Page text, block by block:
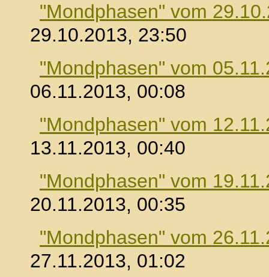
"Mondphasen" vom
29.10.2013, 23:50
"Mondphasen" vom
06.11.2013, 00:08
"Mondphasen" vom
13.11.2013, 00:40
"Mondphasen" vom
20.11.2013, 00:35
"Mondphasen" vom
27.11.2013, 01:02